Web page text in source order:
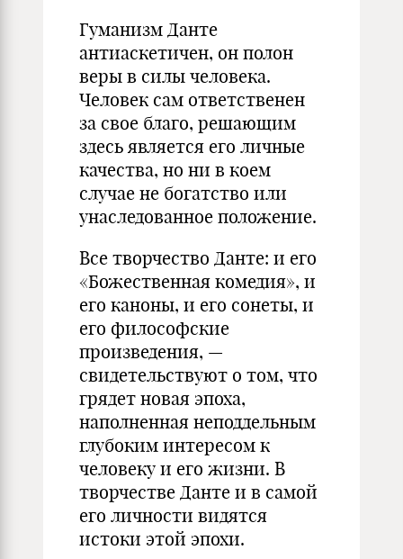
Гуманизм Данте
антиаскетичен, он полон
веры в силы человека.
Человек сам ответственен
за свое благо, решающим
здесь является его личные
качества, но ни в коем
случае не богатство или
унаследованное положение.
Все творчество Данте: и его
«Божественная комедия», и
его каноны, и его сонеты, и
его философские
произведения, —
свидетельствуют о том, что
грядет новая эпоха,
наполненная неподдельным
глубоким интересом к
человеку и его жизни. В
творчестве Данте и в самой
его личности видятся
истоки этой эпохи.